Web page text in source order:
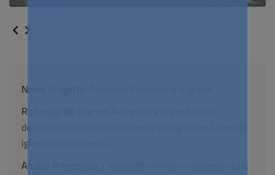
Nome Progetto:
Richiesta del Cliente:
dell’impianto molitorio esistente e migliorare l’aspetto
igienico delle semole.
Analisi Preventiva:
L’impianto molitorio esistente dalla